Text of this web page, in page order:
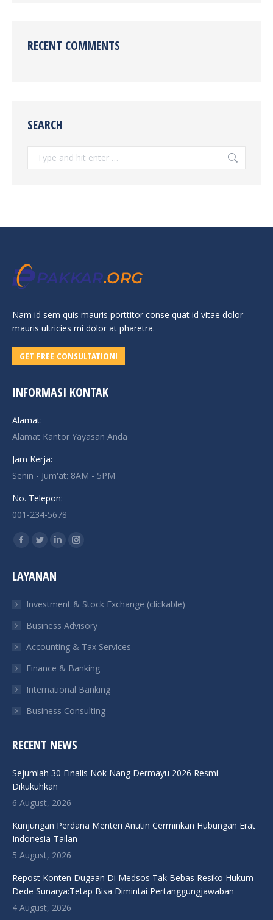
RECENT COMMENTS
SEARCH
Search:
Nam id sem quis mauris porttitor conse quat id vitae dolor –
mauris ultricies mi dolor at pharetra.
GET FREE CONSULTATION!
INFORMASI KONTAK
Alamat:
Alamat Kantor Yayasan Anda
Jam Kerja:
Senin - Jum'at: 8AM - 5PM
No. Telepon:
001-234-5678
Find us on:
Facebook
opens
new
window
Twitter
opens
new
window
Linkedin
new
window
Instagram
new
window
LAYANAN
Investment & Stock Exchange (clickable)
Business Advisory
Accounting & Tax Services
Finance & Banking
International Banking
Business Consulting
RECENT NEWS
Sejumlah 30 Finalis Nok Nang Dermayu 2026 Resmi
Dikukuhkan
6 August, 2026
Kunjungan Perdana Menteri Anutin Cerminkan Hubungan Erat
Indonesia-Tailan
5 August, 2026
Repost Konten Dugaan Di Medsos Tak Bebas Resiko Hukum
Dede Sunarya:Tetap Bisa Dimintai Pertanggungjawaban
4 August, 2026